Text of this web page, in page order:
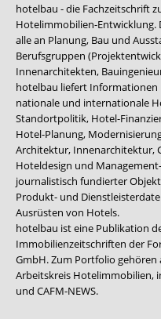
hotelbau - die Fachzeitschrift
Hotelimmobilien-Entwicklung.
alle an Planung, Bau und
Berufsgruppen
Innenarchitekten,
hotelbau liefert
nationale und internationale
Standortpolitik, Hotel-
Hotel-Planung,
Architektur, Innenarchitektur,
Hoteldesign und
journalistisch fundierter
Produkt- und
Ausrüsten von Hotels.
hotelbau ist eine Publikation
Immobilienzeitschriften der
GmbH. Zum Portfolio gehören
Arbeitskreis Hotelimmobilien,
und CAFM-NEWS.